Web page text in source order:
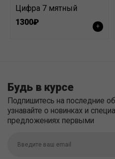
Цифра 7 мятный
1300₽
+
Будь в курсе
Подпишитесь на последние
узнавайте о новинках и
предложениях первыми